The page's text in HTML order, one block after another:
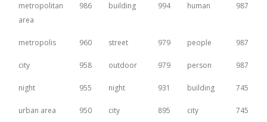
metropolitan
area
986 building 994 human 987
metropolis 960 street 979 people 987
city 958 outdoor 979 person 987
night 955 night 931 building 745
urban area 950 city 895 city 745